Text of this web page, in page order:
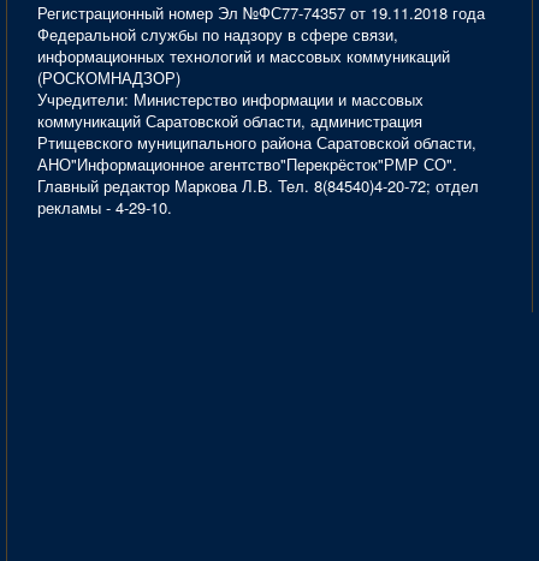
Регистрационный номер Эл №ФС77-74357 от 19.11.2018 года
Федеральной службы по надзору в сфере связи,
информационных технологий и массовых коммуникаций
(РОСКОМНАДЗОР)
Учредители: Министерство информации и массовых
коммуникаций Саратовской области, администрация
Ртищевского муниципального района Саратовской области,
АНО"Информационное агентство"Перекрёсток"РМР СО".
Главный редактор Маркова Л.В. Тел. 8(84540)4-20-72; отдел
рекламы - 4-29-10.